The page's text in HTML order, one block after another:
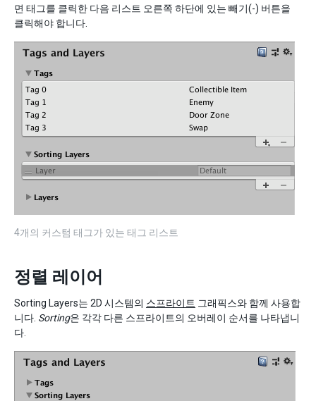
면 태그를 클릭한 다음 리스트 오른쪽 하단에 있는 빼기(-) 버튼을
클릭해야 합니다.
4개의 커스텀 태그가 있는 태그 리스트
정렬 레이어
Sorting Layers는 2D 시스템의 스프라이트 그래픽스와 함께 사용합
니다. Sorting은 각각 다른 스프라이트의 오버레이 순서를 나타냅니
다.